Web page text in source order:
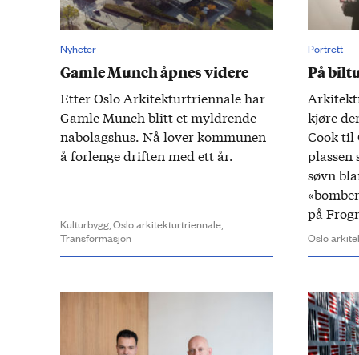
Nyheter
Gamle Munch åpnes videre
Etter Oslo Arkitektur­triennale har
Gamle Munch blitt et myldrende
nabo­lags­hus. Nå lover kommunen
å for­lenge driften med ett år.
Kulturbygg, Oslo arkitekturtriennale,
Transformasjon
Portrett
På
kjøre
Cook til
plassen
søvn
på
Oslo